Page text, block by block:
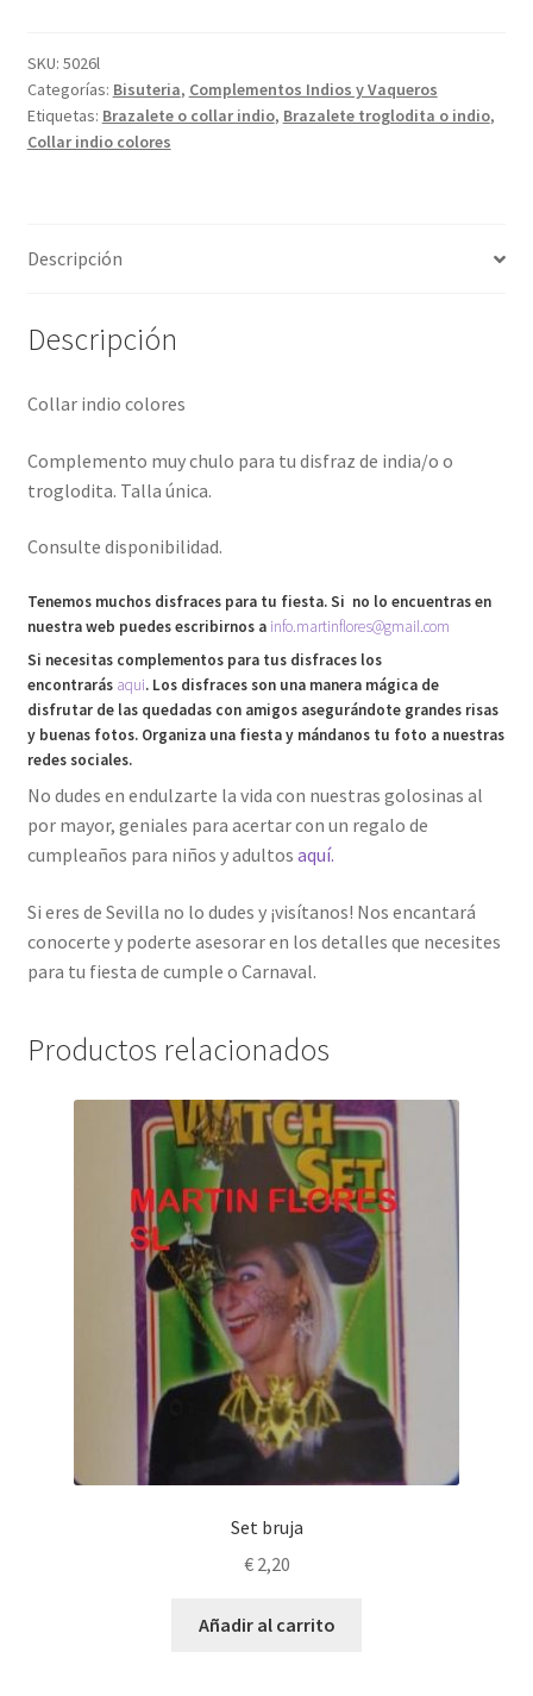
SKU: 5026l
Categorías: Bisuteria, Complementos Indios y Vaqueros
Etiquetas: Brazalete o collar indio, Brazalete troglodita o indio,
Collar indio colores
Descripción
Descripción
Collar indio colores
Complemento muy chulo para tu disfraz de india/o o
troglodita. Talla única.
Consulte disponibilidad.
Tenemos muchos disfraces para tu fiesta. Si no lo encuentras en
nuestra web puedes escribirnos a info.martinflores@gmail.com
Si necesitas complementos para tus disfraces los
encontrarás aqui. Los disfraces son una manera mágica de
disfrutar de las quedadas con amigos asegurándote grandes risas
y buenas fotos. Organiza una fiesta y mándanos tu foto a nuestras
redes sociales.
No dudes en endulzarte la vida con nuestras golosinas al
por mayor, geniales para acertar con un regalo de
cumpleaños para niños y adultos aquí.
Si eres de Sevilla no lo dudes y ¡visítanos! Nos encantará
conocerte y poderte asesorar en los detalles que necesites
para tu fiesta de cumple o Carnaval.
Productos relacionados
Set bruja
€2,20
Añadir al carrito